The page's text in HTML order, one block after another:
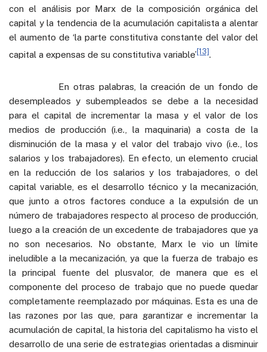
con el análisis por Marx de la composición orgánica del
capital y la tendencia de la acumulación capitalista a alentar
el aumento de ‘la parte constitutiva constante del valor del
capital a expensas de su constitutiva variable’[13].
En otras palabras, la creación de un fondo de
desempleados y subempleados se debe a la necesidad
para el capital de incrementar la masa y el valor de los
medios de producción (i.e., la maquinaria) a costa de la
disminución de la masa y el valor del trabajo vivo (i.e., los
salarios y los trabajadores). En efecto, un elemento crucial
en la reducción de los salarios y los trabajadores, o del
capital variable, es el desarrollo técnico y la mecanización,
que junto a otros factores conduce a la expulsión de un
número de trabajadores respecto al proceso de producción,
luego a la creación de un excedente de trabajadores que ya
no son necesarios. No obstante, Marx le vio un límite
ineludible a la mecanización, ya que la fuerza de trabajo es
la principal fuente del plusvalor, de manera que es el
componente del proceso de trabajo que no puede quedar
completamente reemplazado por máquinas. Esta es una de
las razones por las que, para garantizar e incrementar la
acumulación de capital, la historia del capitalismo ha visto el
desarrollo de una serie de estrategias orientadas a disminuir